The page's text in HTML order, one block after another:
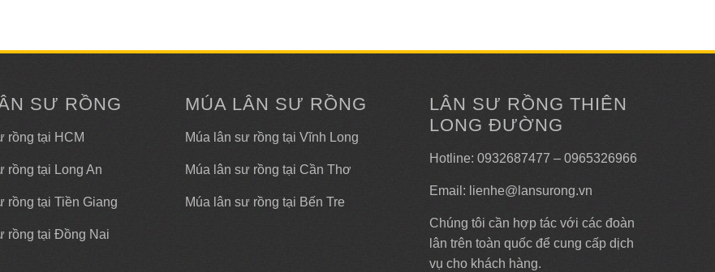
SƯ RỒNG
rồng tại HCM
rồng tại Long An
rồng tại Tiền Giang
rồng tại Đồng Nai
MÚA LÂN SƯ RỒNG
Múa lân sư rồng tại Vĩnh Long
Múa lân sư rồng tại Cần Thơ
Múa lân sư rồng tại Bến Tre
LÂN SƯ RỒNG THIÊN
LONG ĐƯỜNG
Hotline: 0932687477 – 0965326966
Email: lienhe@lansurong.vn
Chúng tôi cần hợp tác với các đoàn
lân trên toàn quốc để cung cấp dịch
vụ cho khách hàng.